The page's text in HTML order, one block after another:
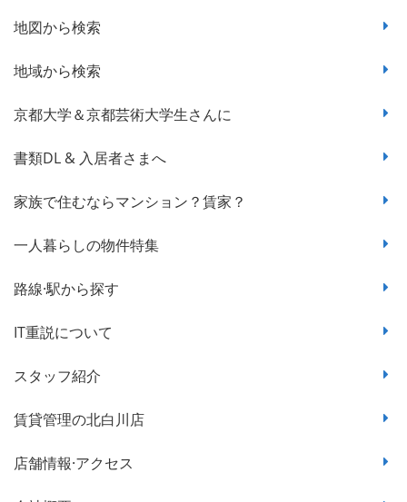
地図から検索
地域から検索
京都大学＆京都芸術大学生さんに
書類DL & 入居者さまへ
家族で住むならマンション？賃家？
一人暮らしの物件特集
路線·駅から探す
IT重説について
スタッフ紹介
賃貸管理の北白川店
店舗情報·アクセス